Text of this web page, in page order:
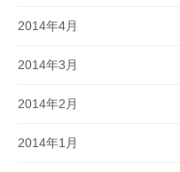
2014年4月
2014年3月
2014年2月
2014年1月